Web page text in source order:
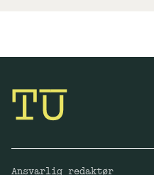
Ansvarlig redaktør